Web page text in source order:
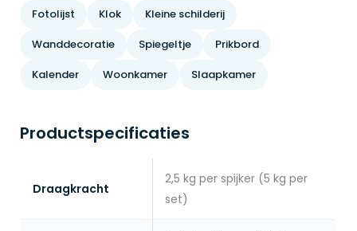
Fotolijst Klok
Kleine schilderij
Wanddecoratie
Spiegeltje
Prikbord
Kalender
Woonkamer Slaapkamer
Productspecificaties
Draagkracht
2,5 kg per spijker (5 kg per
set)